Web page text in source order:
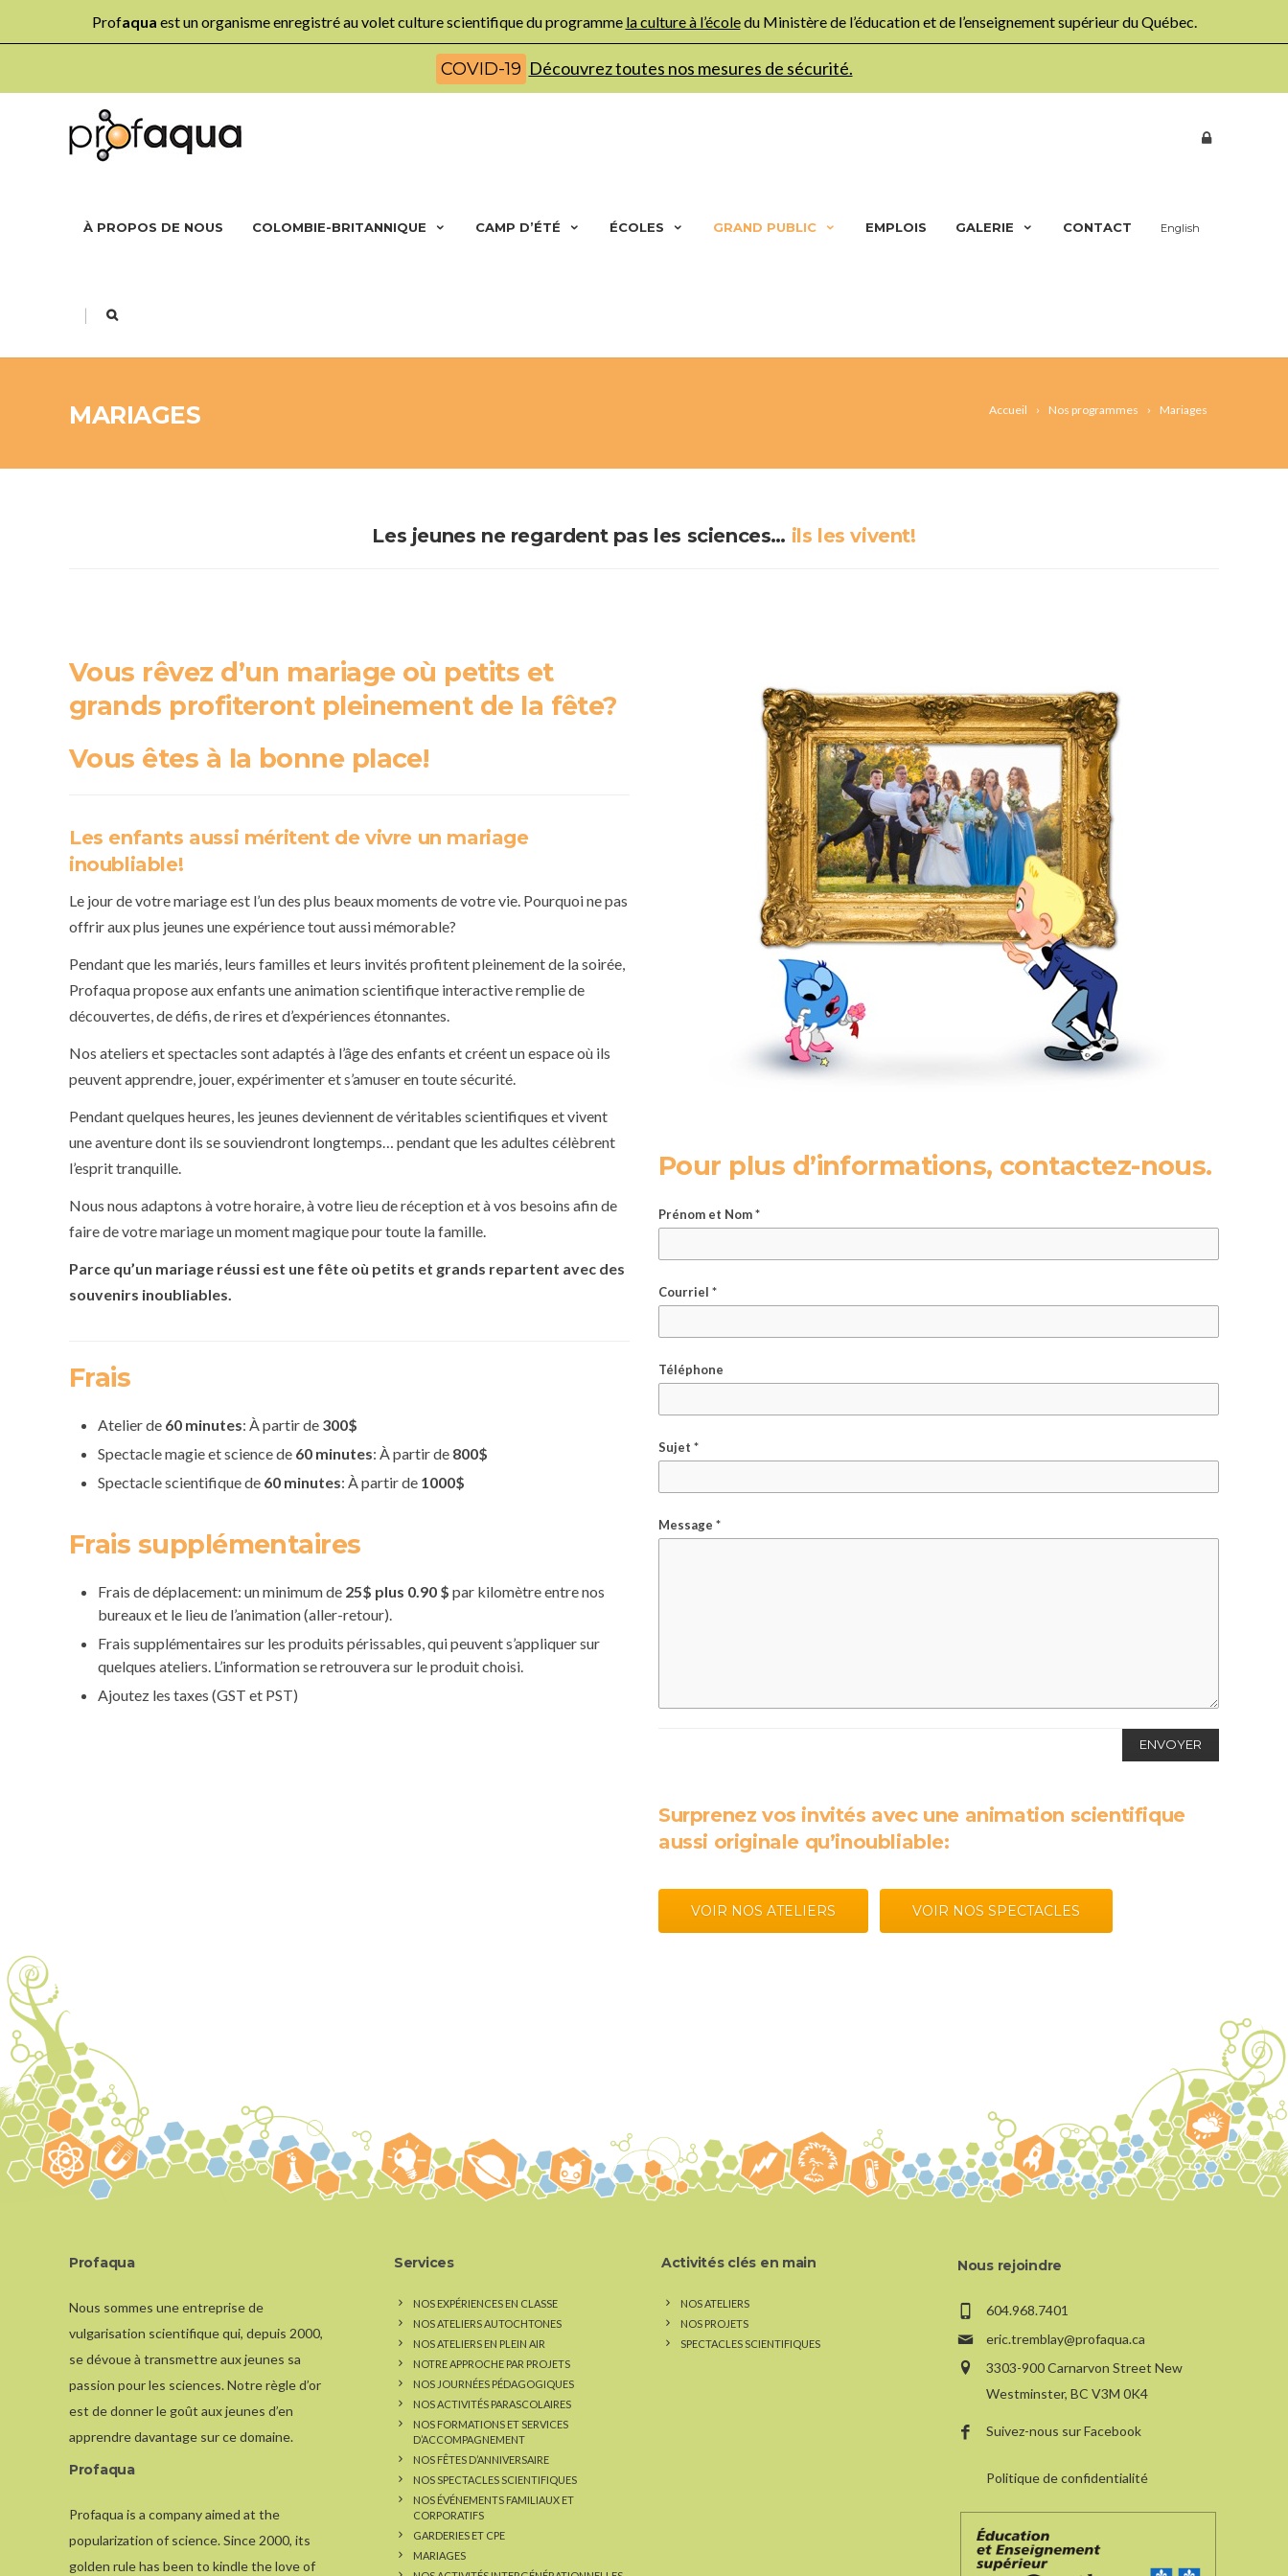
Profaqua est un organisme enregistré au volet culture scientifique du programme la culture à l’écoledu Ministère de l’éducation et de l’enseignement supérieur du Québec.
COVID-19 Découvrez toutes nos mesures de sécurité.
À PROPOS DE NOUS COLOMBIE-BRITANNIQUE CAMP D’ÉTÉ ÉCOLES GRAND PUBLIC EMPLOIS GALERIE CONTACT English
|
Accueil Nos programmes Mariages
MARIAGES
Les jeunes ne regardent pas les sciences… ils les vivent!
Vous rêvez d’un mariage où petits et
grands profiteront pleinement de la fête?
Vous êtes à la bonne place!
Les enfants aussi méritent de vivre un mariage
inoubliable!
Le jour de votre mariage est l’un des plus beaux moments de votre vie. Pourquoi ne pas
offrir aux plus jeunes une expérience tout aussi mémorable?
Pendant que les mariés, leurs familles et leurs invités profitent pleinement de la soirée,
Profaqua propose aux enfants une animation scientifique interactive remplie de
découvertes, de défis, de rires et d’expériences étonnantes.
Nos ateliers et spectacles sont adaptés à l’âge des enfants et créent un espace où ils
peuvent apprendre, jouer, expérimenter et s’amuser en toute sécurité.
Pendant quelques heures, les jeunes deviennent de véritables scientifiques et vivent
une aventure dont ils se souviendront longtemps… pendant que les adultes célèbrent
l’esprit tranquille.
Nous nous adaptons à votre horaire, à votre lieu de réception et à vos besoins afin de
faire de votre mariage un moment magique pour toute la famille.
Parce qu’un mariage réussi est une fête où petits et grands repartent avec des
souvenirs inoubliables.
Frais
Atelier de 60 minutes: À partir de 300$
Spectacle magie et science de 60 minutes: À partir de 800$
Spectacle scientifique de 60 minutes: À partir de 1000$
Frais supplémentaires
Frais de déplacement: un minimum de 25$ plus 0.90 $ par kilomètre entre nos
bureaux et le lieu de l’animation (aller-retour).
Frais supplémentaires sur les produits périssables, qui peuvent s’appliquer sur
quelques ateliers. L’information se retrouvera sur le produit choisi.
Ajoutez les taxes (GST et PST)
Pour plus d’informations, contactez-nous.
Prénom et Nom *
Courriel *
Téléphone
Sujet *
Message *
Surprenez vos invités avec une animation scientifique
aussi originale qu’inoubliable:
VOIR NOS ATELIERS VOIR NOS SPECTACLES
Profaqua
Nous sommes une entreprise de
vulgarisation scientifique qui, depuis 2000,
se dévoue à transmettre aux jeunes sa
passion pour les sciences. Notre règle d’or
est de donner le goût aux jeunes d’en
apprendre davantage sur ce domaine.
Profaqua
Profaqua is a company aimed at the
popularization of science. Since 2000, its
golden rule has been to kindle the love of
Services
NOS EXPÉRIENCES EN CLASSE
NOS ATELIERS AUTOCHTONES
NOS ATELIERS EN PLEIN AIR
NOTRE APPROCHE PAR PROJETS
NOS JOURNÉES PÉDAGOGIQUES
NOS ACTIVITÉS PARASCOLAIRES
NOS FORMATIONS ET SERVICES
D’ACCOMPAGNEMENT
NOS FÊTES D’ANNIVERSAIRE
NOS SPECTACLES SCIENTIFIQUES
NOS ÉVÉNEMENTS FAMILIAUX ET
CORPORATIFS
GARDERIES ET CPE
MARIAGES
Activités clés en main
NOS ATELIERS
NOS PROJETS
SPECTACLES SCIENTIFIQUES
Nous rejoindre
604.968.7401
eric.tremblay@profaqua.ca
3303-900 Carnarvon Street New
Westminster, BC V3M 0K4
Suivez-nous sur Facebook
Politique de confidentialité